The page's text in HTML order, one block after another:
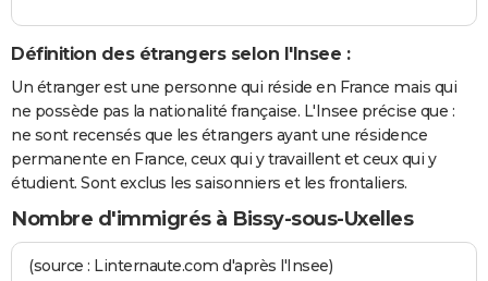
Définition des étrangers selon l'Insee :
Un étranger est une personne qui réside en France mais qui
ne possède pas la nationalité française. L'Insee précise que :
ne sont recensés que les étrangers ayant une résidence
permanente en France, ceux qui y travaillent et ceux qui y
étudient. Sont exclus les saisonniers et les frontaliers.
Nombre d'immigrés à Bissy-sous-Uxelles
(source : Linternaute.com d'après l'Insee)